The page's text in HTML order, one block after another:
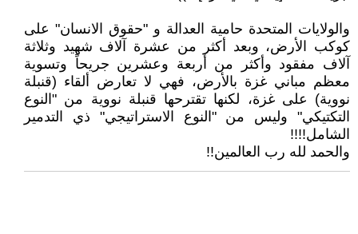
والولايات المتحدة حامية العدالة و "حقوق الانسان" على
كوكب الأرض، وبعد أكثر من عشرة آلاف شهيد وثلاثة
آلاف مفقود وأكثر من أربعة وعشرين جريحاً وتسوية
معظم مباني غزة بالأرض، فهي لا تعارض ألقاء (قنبلة
نووية) على غزة، لكنها تقترحها قنبلة نووية من "النوع
التكتيكي" وليس من "النوع الاستراتيجي" ذي التدمير
الشامل!!!!
والحمد لله رب العالمين!!